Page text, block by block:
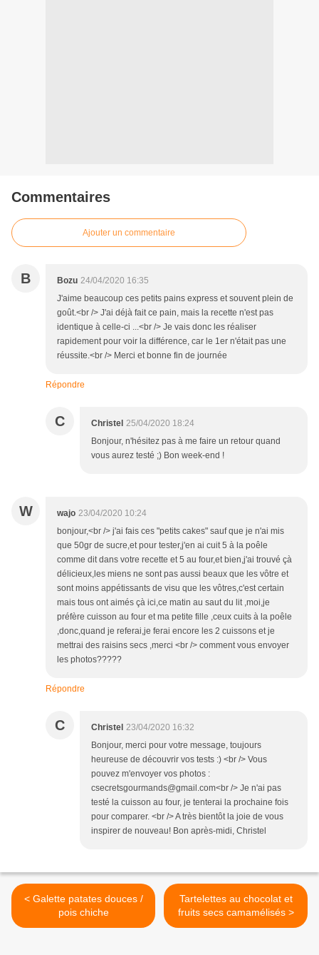
Commentaires
Ajouter un commentaire
B Bozu 24/04/2020 16:35
J'aime beaucoup ces petits pains express et souvent plein de
goût.<br /> J'ai déjà fait ce pain, mais la recette n'est pas
identique à celle-ci ...<br /> Je vais donc les réaliser
rapidement pour voir la différence, car le 1er n'était pas une
réussite.<br /> Merci et bonne fin de journée
Répondre
C Christel 25/04/2020 18:24
Bonjour, n'hésitez pas à me faire un retour quand
vous aurez testé ;) Bon week-end !
W wajo 23/04/2020 10:24
bonjour,<br /> j'ai fais ces "petits cakes" sauf que je n'ai mis
que 50gr de sucre,et pour tester,j'en ai cuit 5 à la poêle
comme dit dans votre recette et 5 au four,et bien,j'ai trouvé çà
délicieux,les miens ne sont pas aussi beaux que les vôtre et
sont moins appétissants de visu que les vôtres,c'est certain
mais tous ont aimés çà ici,ce matin au saut du lit ,moi,je
préfère cuisson au four et ma petite fille ,ceux cuits à la poêle
,donc,quand je referai,je ferai encore les 2 cuissons et je
mettrai des raisins secs ,merci <br /> comment vous envoyer
les photos?????
Répondre
C Christel 23/04/2020 16:32
Bonjour, merci pour votre message, toujours
heureuse de découvrir vos tests :) <br /> Vous
pouvez m'envoyer vos photos :
csecretsgourmands@gmail.com<br /> Je n'ai pas
testé la cuisson au four, je tenterai la prochaine fois
pour comparer. <br /> A très bientôt la joie de vous
inspirer de nouveau! Bon après-midi, Christel
< Galette patates douces /
pois chiche
Tartelettes au chocolat et
fruits secs camamélisés >